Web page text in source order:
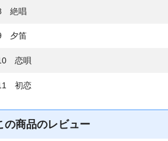
絶唱
夕笛
恋唄
初恋
の商品のレビュー